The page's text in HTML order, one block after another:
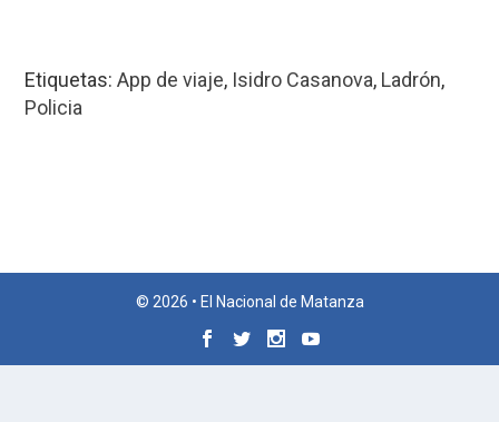
Etiquetas:App de viaje, Isidro Casanova, Ladrón,
Policia
© 2026 • El Nacional de Matanza